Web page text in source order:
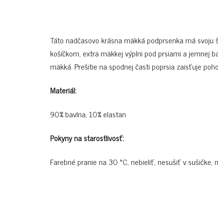
Táto nadčasovo krásna mäkká podprsenka má
košíčkom, extra mäkkej výplni pod prsiami a jemnej
mäkká. Prešitie na spodnej časti poprsia zaisťuje
Materiál:
90% bavlna, 10% elastan
Pokyny na starostlivosť:
Farebné pranie na 30 °C, nebieliť, nesušiť v